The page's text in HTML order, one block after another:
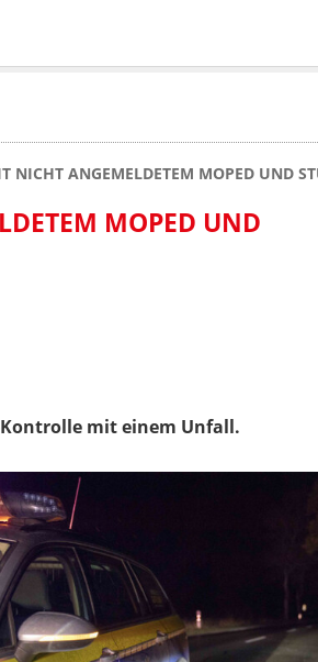
NICHT ANGEMELDETEM MOPED UND
MOPED UND
mit einem Unfall.